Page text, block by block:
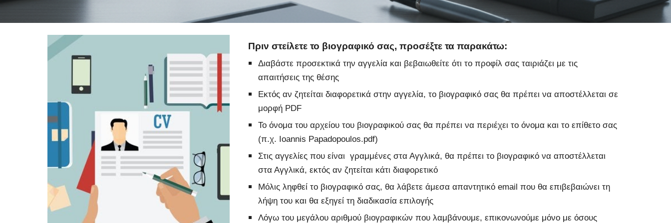
Πριν στείλετε το βιογραφικό σας, προσέξτε τα παρακάτω:
Διαβάστε προσεκτικά την αγγελία και βεβαιωθείτε ότι το προφίλ σας ταιριάζει με τις
απαιτήσεις της θέσης
Εκτός αν ζητείται διαφορετικά στην αγγελία, το βιογραφικό σας θα πρέπει να αποστέλλεται σε
μορφή PDF
To όνομα του αρχείου του βιογραφικού σας θα πρέπει να περιέχει το όνομα και το επίθετο σας
(π.χ. Ioannis Papadopoulos.pdf)
Στις αγγελίες που είναι γραμμένες στα Αγγλικά, θα πρέπει το βιογραφικό να αποστέλλεται
στα Αγγλικά, εκτός αν ζητείται κάτι διαφορετικό
Μόλις ληφθεί το βιογραφικό σας, θα λάβετε άμεσα απαντητικό email που θα επιβεβαιώνει τη
λήψη του και θα εξηγεί τη διαδικασία επιλογής
Λόγω του μεγάλου αριθμού βιογραφικών που λαμβάνουμε, επικονωνούμε μόνο με όσους